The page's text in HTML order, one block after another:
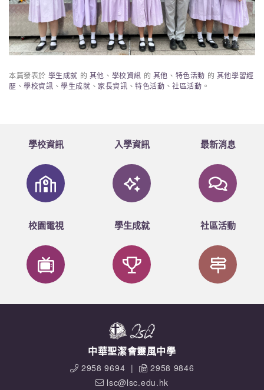
本篇發表於 學生成就 的 其他 、 學校資訊 的 其他 、 特色活動 的 其他學習經
歷 、學校資訊 、學生成就 、 家長資訊 、特色活動 、社區活動 。
學校資訊 入學資訊 最新消息
校園電視 學生成就 社區活動
中華聖潔會靈風中學
2958 9694 |
2958 9846
lsc@lsc.edu.hk